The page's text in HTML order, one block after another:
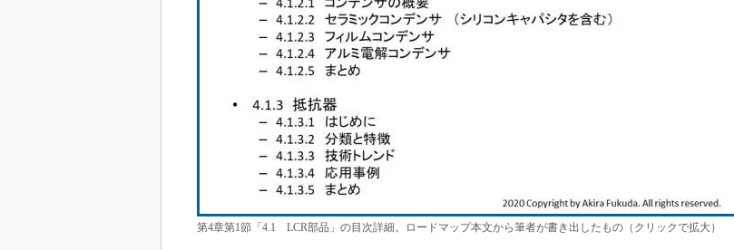
第4章第1節「4.1 LCR部品」の目次詳細。ロードマップ本文から筆者が書き出したもの（クリックで拡大）